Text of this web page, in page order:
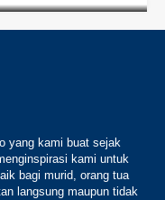
yang kami buat sejak
kami untuk
bagi murid, orang tua
langsung maupun tidak